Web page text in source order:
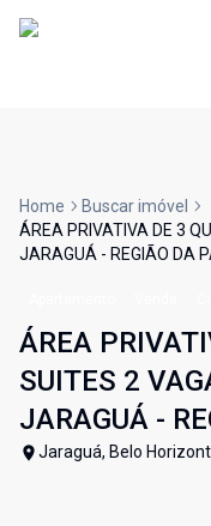
Home
Buscar imóvel
ÁREA PRIVATIVA DE 3
JARAGUÁ - REGIÃO DA
ÁREA
SUITES 2
JARAGUÁ -
Jaraguá, Belo